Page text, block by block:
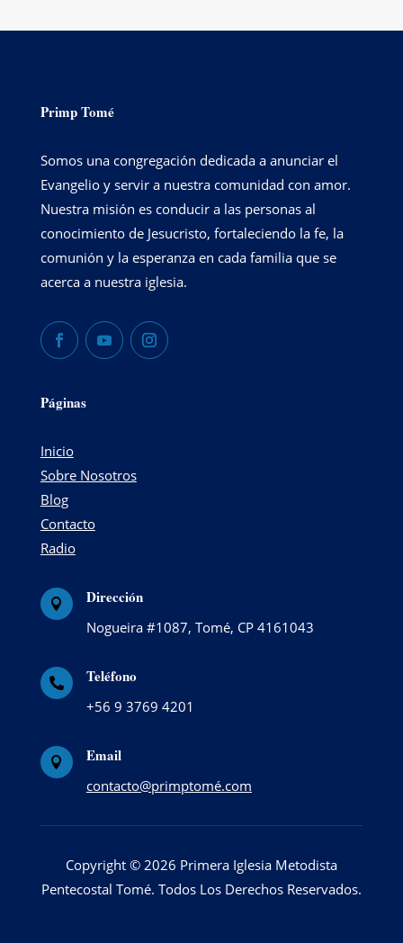
Primp Tomé
Somos una congregación dedicada a anunciar el
Evangelio y servir a nuestra comunidad con amor.
Nuestra misión es conducir a las personas al
conocimiento de Jesucristo, fortaleciendo la fe, la
comunión y la esperanza en cada familia que se
acerca a nuestra iglesia.
Páginas
Inicio
Sobre Nosotros
Blog
Contacto
Radio
 Dirección
Nogueira #1087, Tomé, CP 4161043
 Teléfono
+56 9 3769 4201
 Email
contacto@primptomé.com
Copyright © 2026 Primera Iglesia Metodista
Pentecostal Tomé. Todos Los Derechos Reservados.